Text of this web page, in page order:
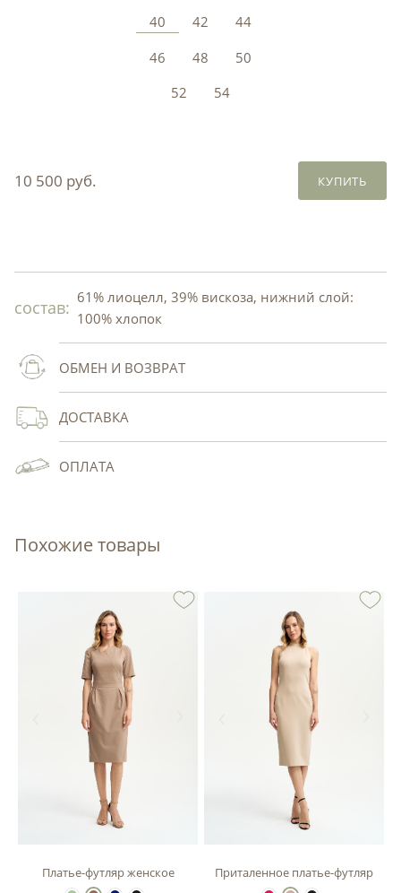
40
42
44
46
48
50
52
54
10 500 руб. КУПИТЬ
состав: 61% лиоцелл, 39% вискоза, нижний слой:
100% хлопок
ОБМЕН И ВОЗВРАТ
ДОСТАВКА
ОПЛАТА
Похожие товары
Платье-футляр женское Приталенное платье-футляр